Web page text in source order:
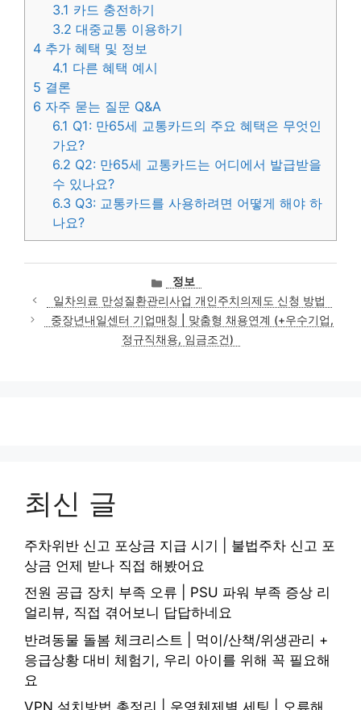
3.1 카드 충전하기
3.2 대중교통 이용하기
4 추가 혜택 및 정보
4.1 다른 혜택 예시
5 결론
6 자주 묻는 질문 Q&A
6.1 Q1: 만65세 교통카드의 주요 혜택은 무엇인
가요?
6.2 Q2: 만65세 교통카드는 어디에서 발급받을
수 있나요?
6.3 Q3: 교통카드를 사용하려면 어떻게 해야 하
나요?
카
테
고
리
정보
일차의료 만성질환관리사업 개인주치의제도 신청 방법
중장년내일센터 기업매칭 | 맞춤형 채용연계 (+우수기업,
정규직채용, 임금조건)
최신 글
주차위반 신고 포상금 지급 시기 | 불법주차 신고 포
상금 언제 받나 직접 해봤어요
전원 공급 장치 부족 오류 | PSU 파워 부족 증상 리
얼리뷰, 직접 겪어보니 답답하네요
반려동물 돌봄 체크리스트 | 먹이/산책/위생관리 +
응급상황 대비 체험기, 우리 아이를 위해 꼭 필요해
요